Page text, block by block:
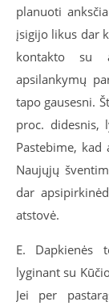
planuoti
įsigijo likus dar
kontakto su
apsilankymų
tapo gausesni.
proc. didesnis,
Pastebime,
Naujųjų
dar
atstovė.
E. Dapkienės
lyginant su
Jei per